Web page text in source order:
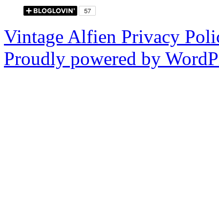
Vintage Alfien Privacy
Proudly powered by